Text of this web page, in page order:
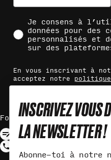
Social Consent
Je consens à
données pour des
personnalisés et
sur des
En vous inscrivant à
acceptez notre
Formulaire De Contact
INSCRIVEZ VOUS
LA NEWSLETTER !
Abonne-toi à notre